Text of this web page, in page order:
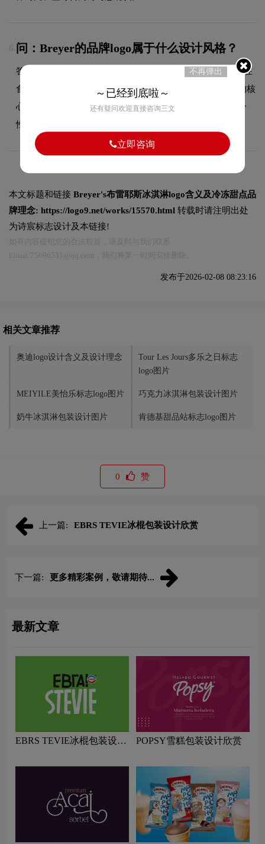
6. 问：Breyer的品牌logo属于什么设计风格？
答：Breyer品牌logo整体呈现出手绘的设计风格。这种风格在
食品领域具有较好的适用性，设计师在标志中融合了手绘的核
心手法，既符合行业的一般审美特征，又突出品牌的独特个
性，能够在众多竞品中脱颖而出，给消费者留下深刻印象。
本文标题和链接 Breyer's布雷耶斯冰淇淋logo含义及冷冻甜点品
牌理念: https://logo9.net/works/15570.html 转载时请注明出处
为诗宸标志设计及本链接!
发布于2026-02-08 08:23:16
相关文章推荐
奥迪logo设计含义及设计理念
Tour Les Jours多乐之日标志
logo图片
MEIYILE美怡乐标志logo图片 巧克力冰淇淋包装设计图片
奶牛冰淇淋包装设计图片 肯德基甜品站标志logo图片
0 赞
上一篇: EBRS TEVIE冰棍包装设计欣赏
下一篇: 更多精彩案例，敬请期待...
最新文章
EBRS TEVIE冰棍包装设计
POPSY雪糕包装设计欣赏
不再弹出
～已经到底啦～
还有疑问欢迎直接咨询三文
立即咨询